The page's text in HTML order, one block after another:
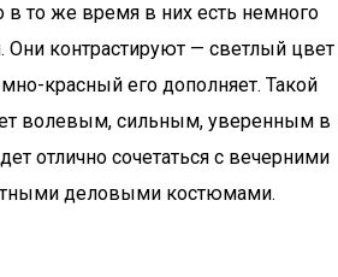
в то же время в них есть немного
Они контрастируют — светлый цвет
красный его дополняет. Такой
волевым, сильным, уверенным в
отлично сочетаться с вечерними
деловыми костюмами.